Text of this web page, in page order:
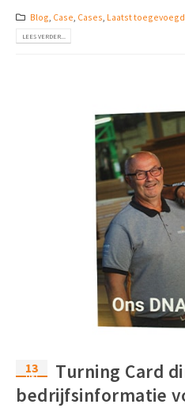
Blog, Case, Cases, Laatst toegevoegd
LEES VERDER...
13
okt
Turning Card
bedrijfsinformatie